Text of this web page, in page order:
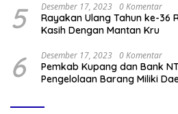
5 Desember 17, 2023 0 Komentar
Rayakan Ulang Tahun ke-36
Kasih Dengan Mantan Kru
6 Desember 17, 2023 0 Komentar
Pemkab Kupang dan Bank
Pengelolaan Barang Miliki